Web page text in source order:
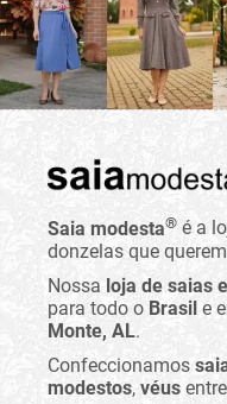
Saia modesta® é a
donzelas que
Nossa loja de saias
para todo o Brasil e
Monte, AL.
Confeccionamos
modestos, véus